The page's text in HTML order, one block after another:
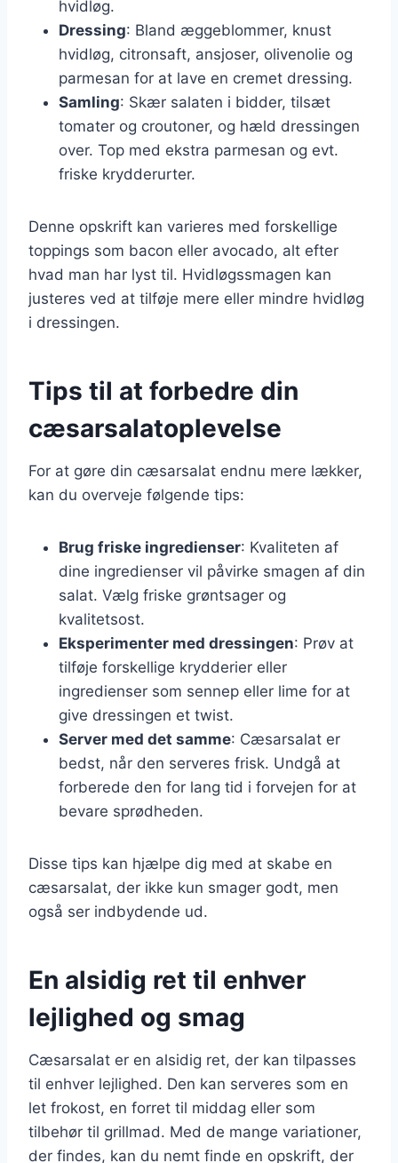
hvidløg.
Dressing: Bland æggeblommer, knust
hvidløg, citronsaft, ansjoser, olivenolie og
parmesan for at lave en cremet dressing.
Samling: Skær salaten i bidder, tilsæt
tomater og croutoner, og hæld dressingen
over. Top med ekstra parmesan og evt.
friske krydderurter.
Denne opskrift kan varieres med forskellige
toppings som bacon eller avocado, alt efter
hvad man har lyst til. Hvidløgssmagen kan
justeres ved at tilføje mere eller mindre hvidløg
i dressingen.
Tips til at forbedre din
cæsarsalatoplevelse
For at gøre din cæsarsalat endnu mere lækker,
kan du overveje følgende tips:
Brug friske ingredienser: Kvaliteten af
dine ingredienser vil påvirke smagen af din
salat. Vælg friske grøntsager og
kvalitetsost.
Eksperimenter med dressingen: Prøv at
tilføje forskellige krydderier eller
ingredienser som sennep eller lime for at
give dressingen et twist.
Server med det samme: Cæsarsalat er
bedst, når den serveres frisk. Undgå at
forberede den for lang tid i forvejen for at
bevare sprødheden.
Disse tips kan hjælpe dig med at skabe en
cæsarsalat, der ikke kun smager godt, men
også ser indbydende ud.
En alsidig ret til enhver
lejlighed og smag
Cæsarsalat er en alsidig ret, der kan tilpasses
til enhver lejlighed. Den kan serveres som en
let frokost, en forret til middag eller som
tilbehør til grillmad. Med de mange variationer,
der findes, kan du nemt finde en opskrift, der